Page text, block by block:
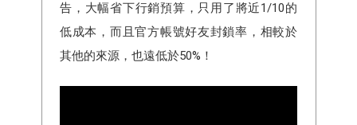
告，大幅省下行銷預算，只用了將近1/10的
低成本，而且官方帳號好友封鎖率，相較於
其他的來源，也遠低於50%！